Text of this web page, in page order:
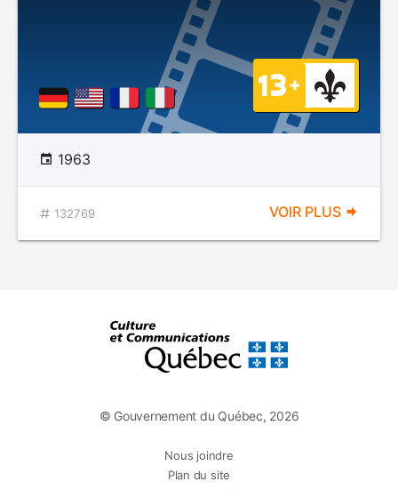
1963
132769 VOIR PLUS
© Gouvernement du Québec, 2026
Nous joindre
Plan du site